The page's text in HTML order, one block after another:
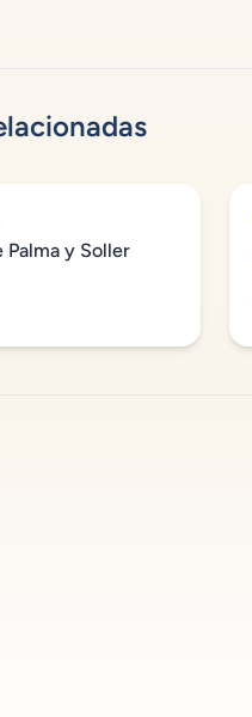
Palma y Soller